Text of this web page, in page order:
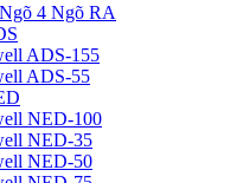
4 Ngõ RA
ADS-155
ADS-55
NED-100
NED-35
NED-50